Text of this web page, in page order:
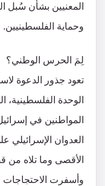
المعنيين بشأن سُبل
وحماية الفلسطينيين.
لِمَ الحرس الوطني؟
تعود جذور الدعوة
الوحدة الفلسطينية،
العدوان
وأسفرت